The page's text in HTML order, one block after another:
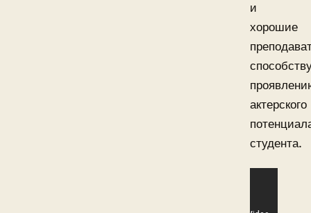
и
хорошие
актерского
студента.